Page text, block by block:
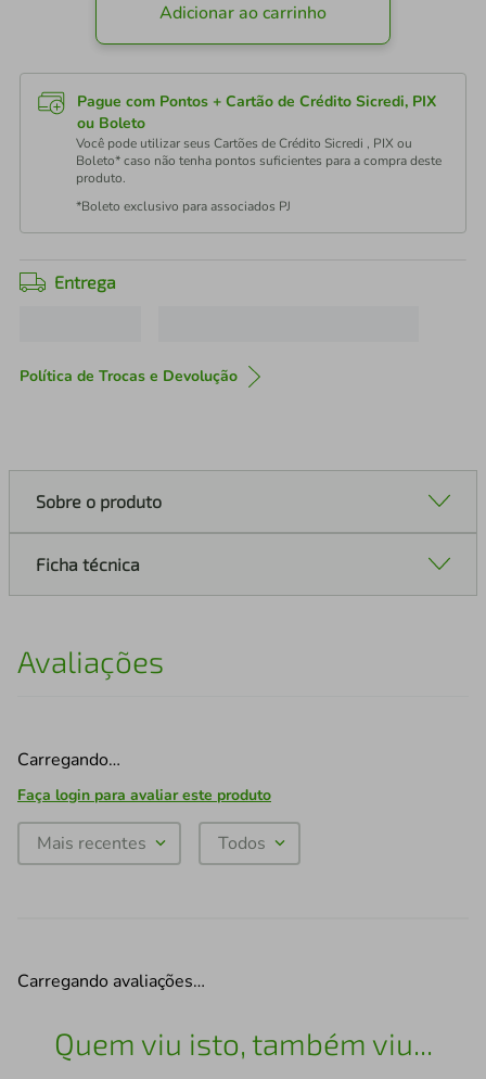
Adicionar ao carrinho
Pague com Pontos + Cartão de Crédito Sicredi, PIX
ou Boleto
Você pode utilizar seus Cartões de Crédito Sicredi , PIX ou
Boleto* caso não tenha pontos suficientes para a compra deste
produto.
*Boleto exclusivo para associados PJ
Entrega
Política de Trocas e Devolução
Sobre o produto
Ficha técnica
Avaliações
Carregando…
Faça login para avaliar este produto
Mais recentes Todos
Carregando avaliações…
Quem viu isto, também viu...